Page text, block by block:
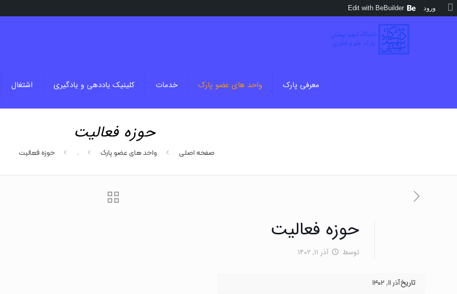
معرفی پارک واحد های عضو پارک خدمات کلینیک یاددهی و یادگیری اشتغال
حوزه فعالیت
صفحه اصلی واحد های عضو پارک . حوزه فعالیت
حوزه فعالیت
توسط آذر ۱۱, ۱۴۰۲
تاریخآذر ۱۱, ۱۴۰۲
درباره
ورود Edit with BeBuilder